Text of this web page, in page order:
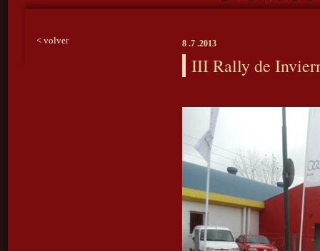
< volver 8 .7 .2013
III Rally de